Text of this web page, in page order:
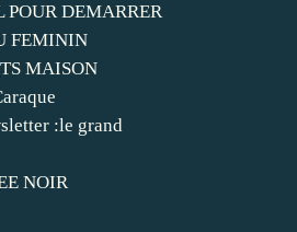
POUR DEMARRER
FEMININ
MAISON
:le grand
NOIR